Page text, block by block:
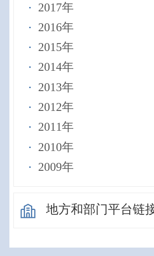
2017年
2016年
2015年
2014年
2013年
2012年
2011年
2010年
2009年
地方和部门平台链